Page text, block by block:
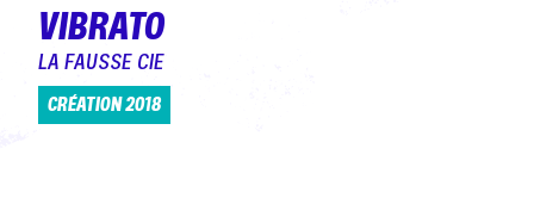
VIBRATO
LA FAUSSE CIE
CRÉATION 2018